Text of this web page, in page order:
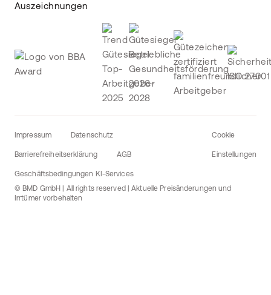
Auszeichnungen
Impressum Datenschutz
Barrierefreiheitserklärung AGB
Geschäftsbedingungen KI-Services
Cookie
Einstellungen
© BMD GmbH | All rights reserved | Aktuelle Preisänderungen und
Irrtümer vorbehalten